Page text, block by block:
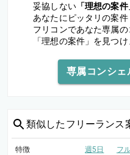
妥協しない「理想の案件
あなたにピッタリの案件
フリコンであなた専属
「理想の案件」を見つ
専属コンシェ
類似した フリーランス
特徴 週5日 フ